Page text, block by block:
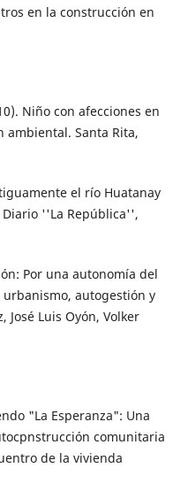
en la construcción en
Niño con afecciones en
ambiental. Santa Rita,
el río Huatanay
''La República'',
Por una autonomía del
autogestión y
José Luis Oyón, Volker
"La Esperanza": Una
comunitaria
de la vivienda